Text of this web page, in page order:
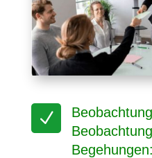
N
Begehungen: